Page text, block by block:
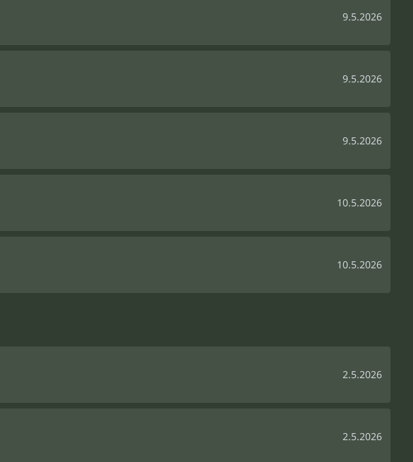
9.5.2026
9.5.2026
9.5.2026
10.5.2026
10.5.2026
2.5.2026
2.5.2026